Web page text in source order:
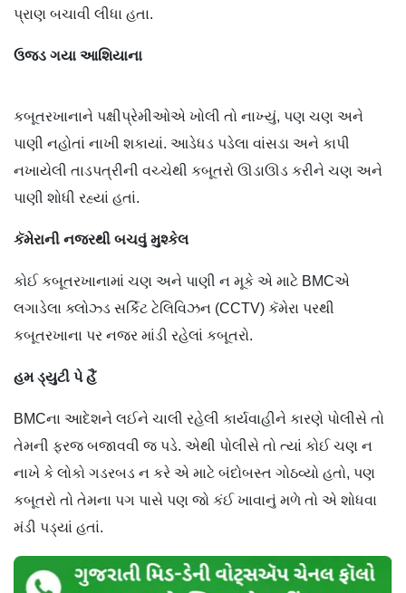
પ્રાણ બચાવી લીધા હતા.
ઉજડ ગયા આશિયાના
કબૂતરખાનાને પક્ષીપ્રેમીઓએ ખોલી તો નાખ્યું, પણ ચણ અને
પાણી નહોતાં નાખી શકાયાં. આડેધડ પડેલા વાંસડા અને કાપી
નખાયેલી તાડપત્રીની વચ્ચેથી કબૂતરો ઊડાઊડ કરીને ચણ અને
પાણી શોધી રહ્યાં હતાં.
કૅમેરાની નજરથી બચવું મુશ્કેલ
કોઈ કબૂતરખાનામાં ચણ અને પાણી ન મૂકે એ માટે BMCએ
લગાડેલા ક્લોઝ્ડ સર્કિટ ટેલિવિઝન (CCTV) કૅમેરા પરથી
કબૂતરખાના પર નજર માંડી રહેલાં કબૂતરો.
હમ ડ્યુટી પે હૈં
BMCના આદેશને લઈને ચાલી રહેલી કાર્યવાહીને કારણે પોલીસે તો
તેમની ફરજ બજાવવી જ પડે. એથી પોલીસે તો ત્યાં કોઈ ચણ ન
નાખે કે લોકો ગડરબડ ન કરે એ માટે બંદોબસ્ત ગોઠવ્યો હતો, પણ
કબૂતરો તો તેમના પગ પાસે પણ જો કંઈ ખાવાનું મળે તો એ શોધવા
મંડી પડ્યાં હતાં.